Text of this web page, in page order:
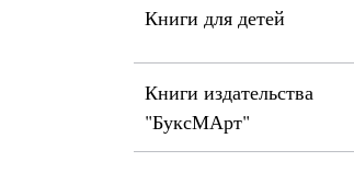
Книги для детей
Книги издательства
"БуксМАрт"